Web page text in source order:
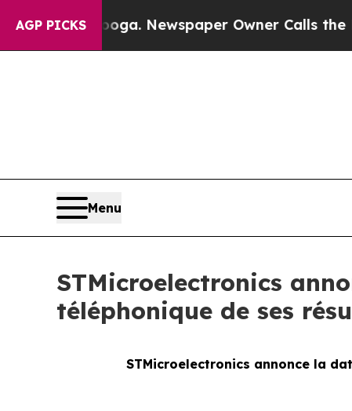
AGP PICKS
Chattanooga. Newspaper Owner Calls the
Menu
STMicroelectronics
téléphonique de ses
STMicroelectronics annonce la